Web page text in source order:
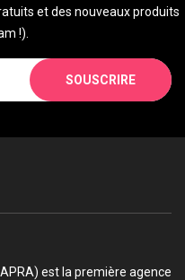
et des nouveaux produits
!).
SOUSCRIRE
est la première agence